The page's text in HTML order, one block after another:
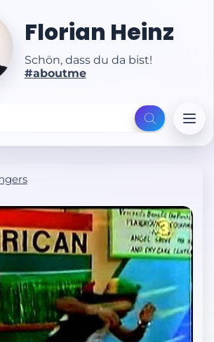
Florian Heinz
Schön, dass du da bist!
#aboutme